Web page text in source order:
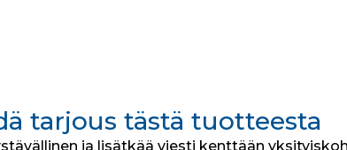
tarjous tästä tuotteesta
ja lisätkää viesti kenttään